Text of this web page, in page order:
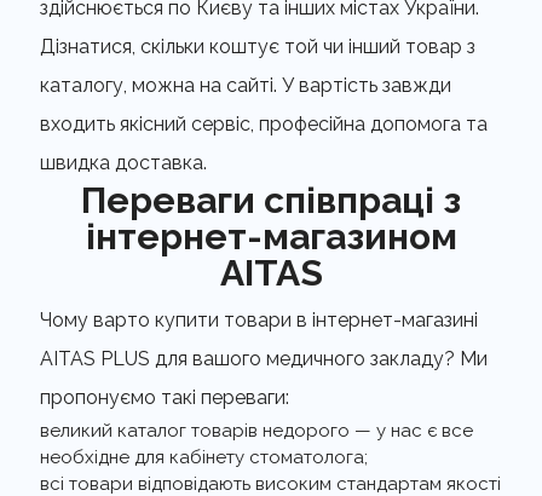
здійснюється по Києву та інших містах України.
Дізнатися, скільки коштує той чи інший товар з
каталогу, можна на сайті. У вартість завжди
входить якісний сервіс, професійна допомога та
швидка доставка.
Переваги співпраці з
інтернет-магазином
AITAS
Чому варто купити товари в інтернет-магазині
AITAS PLUS для вашого медичного закладу? Ми
пропонуємо такі переваги:
великий каталог товарів недорого — у нас є все
необхідне для кабінету стоматолога;
всі товари відповідають високим стандартам якості